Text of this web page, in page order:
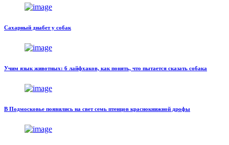
Сахарный диабет у собак
Учим язык животных: 6 лайфхаков, как понять, что пытается сказать собака
В Подмосковье появились на свет семь птенцов краснокнижной дрофы